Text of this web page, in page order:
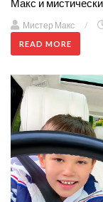
Макс и
Мистер Макс /
READ MORE